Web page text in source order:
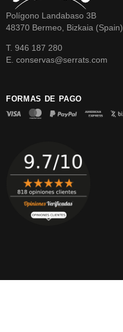
Polígono Landabaso 3B
48370 Bermeo, Bizkaia (Spain)
T. 946 187 280
E. conservas@serrats.com
FORMAS DE PAGO